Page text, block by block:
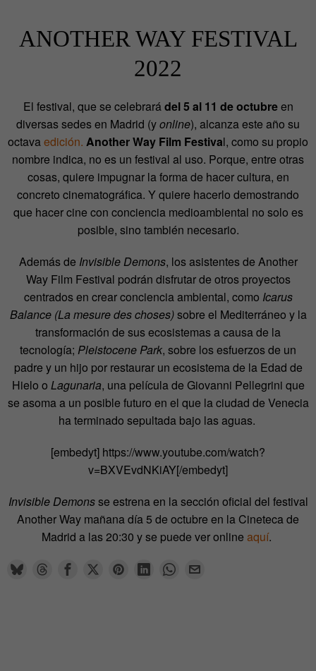
ANOTHER WAY FESTIVAL
2022
El festival, que se celebrarádel 5 al 11 de octubreen
diversas sedes en Madrid (yonline), alcanza este año su
octavaedición. Another Way Film Festival, como su propio
nombre indica, no es un festival al uso. Porque, entre otras
cosas, quiere impugnar la forma de hacer cultura, en
concreto cinematográfica. Y quiere hacerlo demostrando
que hacer cine con conciencia medioambiental no solo es
posible, sino también necesario.
Además de Invisible Demons, los asistentes de Another
Way Film Festival podrán disfrutar de otros proyectos
centrados en crear conciencia ambiental, como Icarus
Balance (La mesure des choses)sobre el Mediterráneo y la
transformación de sus ecosistemas a causa de la
tecnología; Pleistocene Park, sobre los esfuerzos de un
padre y un hijo por restaurar un ecosistema de la Edad de
Hielo o Lagunaria, una película de Giovanni Pellegrini que
se asoma a un posible futuro en el que la ciudad de Venecia
ha terminado sepultada bajo las aguas.
[embedyt] https://www.youtube.com/watch?
v=BXVEvdNKiAY[/embedyt]
Invisible Demonsse estrena en la sección oficial del festival
Another Way mañana día 5 de octubre en la Cineteca de
Madrid a las 20:30 y se puede ver online aquí.